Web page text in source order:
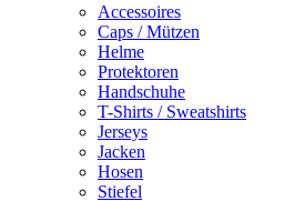
Accessoires
Caps / Mützen
Helme
Protektoren
Handschuhe
T-Shirts / Sweatshirts
Jerseys
Jacken
Hosen
Stiefel